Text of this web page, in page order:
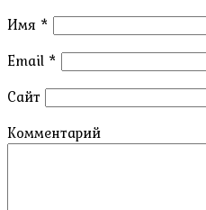
Имя *
Email *
Сайт
Комментарий